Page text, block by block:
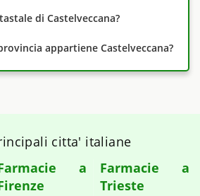
di Castelveccana?
appartiene Castelveccana?
citta' italiane
a
Farmacie a
Trieste